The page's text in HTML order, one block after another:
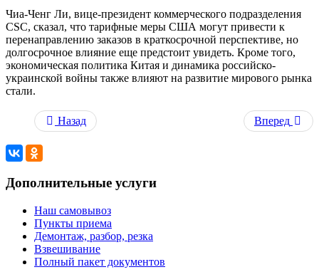
Чиа-Ченг Ли, вице-президент коммерческого подразделения
CSC, сказал, что тарифные меры США могут привести к
перенаправлению заказов в краткосрочной перспективе, но
долгосрочное влияние еще предстоит увидеть. Кроме того,
экономическая политика Китая и динамика российско-
украинской войны также влияют на развитие мирового рынка
стали.
Назад Вперед
Дополнительные услуги
Наш самовывоз
Пункты приема
Демонтаж, разбор, резка
Взвешивание
Полный пакет документов